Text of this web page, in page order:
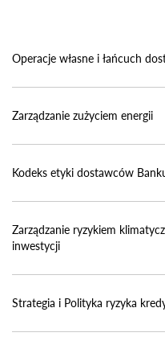
Operacje własne i łańcuch
Zarządzanie zużyciem energii
Kodeks etyki dostawców
Zarządzanie ryzykiem
inwestycji
Strategia i Polityka ryzyka